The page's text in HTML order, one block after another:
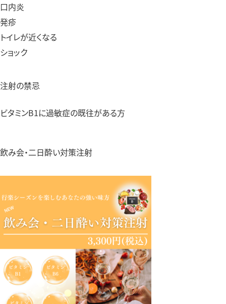
口内炎
発疹
トイレが近くなる
ショック
注射の禁忌
ビタミンB1に過敏症の既往がある方
飲み会・二日酔い対策注射